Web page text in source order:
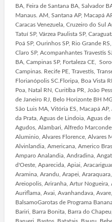
BA, Feira de Santana BA, Salvador
Manaus. AM, Santana AP, Macapá
Caracas Venezuela, Cruzeiro do Sul
Tatuí SP, Várzea Paulista SP,
Poá SP, Ourinhos SP, Rio Grande
Claro SP, Acompanhantes Travestis
BA, Campinas SP, Fortaleza CE,
Campinas. Recife PE, Travestis,
Florianópolis SC.Floripa, Boa Vista
Poa, Natal RN, Curitiba PR, João
de Janeiro RJ, Belo Horizonte BH
São Luis MA, Vitória ES, Macapá
da Prata, Aguas de Lindoia, Aguas
Agudos, Alambari, Alfredo
Aluminio, Alvares Florence, Alvares
Alvinlandia, Americana, Americo
Amparo Analandia, Andradina,
d'Oeste, Aparecida, Apiai,
Aramina, Arandu, Arapei,
Areiopolis, Ariranha, Artur Nogueira,
Auriflama, Avai, Avanhandava,
BalsamoGarotas de Programa
Bariri, Barra Bonita, Barra do